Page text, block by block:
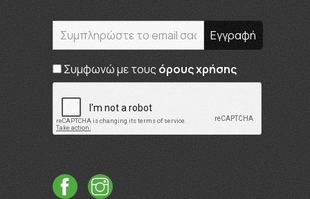
Συμφωνώ με τους όρους χρήσης